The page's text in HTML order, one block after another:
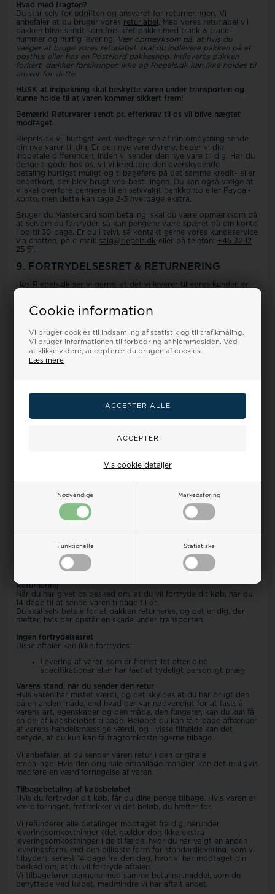
Cookie information
Vi bruger cookies til indsamling af statistik og til trafikmåling.
Vi bruger informationen til forbedring af hjemmesiden. Ved
at klikke videre, accepterer du brugen af cookies.
Læs mere
Nødvendige Markedsføring
Funktionelle Statistiske
Vis cookie detaljer
Hvad med fragten?
Du står selv for udgiften og ansvaret for returneringen. Vi
anbefaler at du bruger vores returlabel
. Med vores returlabel vil
pakken blive sendt som forsikret pakke med track & trace-
nummer og hurtig levering.
Vær opmærksom på, at hvis du
vælger at bruge vores returlabel, skal du indlevere pakken på et
posthus eller hos en PostNord pakkeshop. Indleveres pakken
forkert, dækker forsikringen ikke og Riepels .dk kan ikke holdes til
ansvar for dette.
HUSK at indpakning skal beskytte varen under transporten og
kunne holde til at varen kommer sikkert frem!
Bemærk! Returvarer sendt pr. efterkrav til os vil blive nægtet
modtaget.
Riepels.dk vil hurtigst ved modtagelsen af din ombytning sende
din nye varer til dig. Er den nye vare dyrere, beder vi dig
indbetale differencen, inden vi sender den nye vare til dig. Har du
penge tilgode hos os, vil vi kreditere den overskydende
betaling hurtigst muligt og tilbageføre på det samme kredit- eller
debetkort, der blev brugt ved bestillingen. Du kan også vælge at
vi skal overføre pengene til en selvvalgt bankkonto eller Paypal-
konto, men dette kan tage 2-3 hverdage ekstra.
Bruger du Mastercard som betaling, skal du være opmærksom på
at selvom du fortryder, så kan pengene være spæret på din konto
i op til 30 dage. Er du i tvivl, så kontakt gerne vores kundeservice
via chatten, på e-mail: salg@riepels.dk eller på telefon: +45 32 12
25 51
9. FORTRYDELSESRET & RETURNERING
Hos Riepels.dk ser vi gerne, at det vi leverer til vores kunder, er
modtagelse til at fortryde dit køb og vi giver også pengene retur.
den sidste vare. Er det en gave du køber, så kan du under noter
skrive datoen gaven skal gives på, så gælder de 100 dage fra den
dato.
som gør dig glad.
standardfortrydelsesformularen, som du finder nederst i
uden samtidigt at give os besked.
Hvordan gør jeg?
du kontakte vores kundeservice på tlf. 32122551 eller
salg@riepels.dk - så er vi sikre på at have alle de informationer vi
skal bruge, for hurtigt at kunne behandle din returnering.
Fortrydelse af en del af købet
Hvis du har købt flere varer hos os, har du mulighed for at sende
Bemærk, at du ikke får fragtomkostningerne retur, hvis du
fortryder en del af dit køb.
Returnering
Når du har givet os besked om, at du vil fortryde dit køb, har du
14 dage til at sende varen tilbage til os.
Du skal selv betale for at pakken returneres, og det er dig, der
hæfter, hvis der opstår en skade under transporten.
Ingen fortrydelsesret
Disse aftaler kan ikke fortrydes:
Levering af varer, som er fremstillet efter dine
specifikationer eller har fået et tydeligt personligt præg
Varens stand, når du sender den retur
Hvis varen har mistet værdi, og det skyldes at du har brugt den
på en anden måde, end hvad der var nødvendigt for at fastslå
varens art, egenskaber og den måde, den fungerer, kan du kun få
en del af købsbeløbet tilbage. Beløbet du kan få tilbage afhænger
af varens handelsmæssige værdi, og i visse tilfælde kan det
betyde, at du kun kan få fragtomkostningerne tilbage.
Vi anbefaler, at du sender varen retur i den originale
emballage. Hvis den originale emballage mangler, kan det muligvis
medføre en værdiforringelse af varen.
Tilbagebetaling af købsbeløbet
Hvis du fortryder dit køb, får du dine penge tilbage. Hvis varen er
værdiforringet, fratrækker vi det beløb, du hæfter for.
Vi refunderer alle betalinger modtaget fra dig, herunder
leveringsomkostninger (det gælder dog ikke ekstra
leveringsomkostninger i de tilfælde, hvor du har valgt en anden
leveringsform, end den billigste form for standardlevering, som vi
tilbyder), senest 14 dage fra den dag, hvor vi har modtaget din
besked om, at du vil fortryde aftalen.
Vi tilbagefører pengene med samme betalingsmiddel, som du
benyttede ved købet, medmindre vi har aftalt andet.